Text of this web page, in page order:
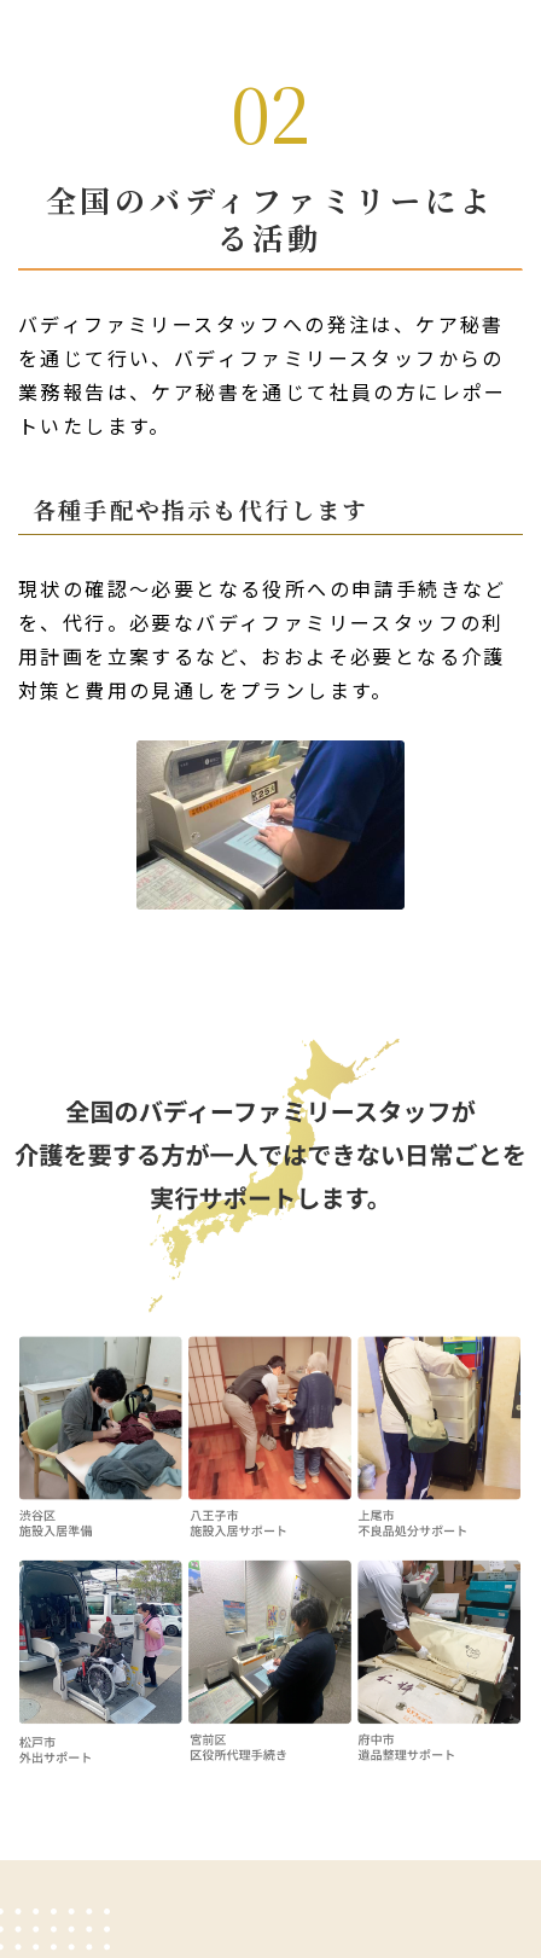
02
全国のバディファミリーによ
る活動
バディファミリースタッフへの発注は、ケア秘書
を通じて行い、バディファミリースタッフからの
業務報告は、ケア秘書を通じて社員の方にレポー
トいたします。
各種手配や指示も代行します
現状の確認～必要となる役所への申請手続きなど
を、代行。必要なバディファミリースタッフの利
用計画を立案するなど、おおよそ必要となる介護
対策と費用の見通しをプランします。